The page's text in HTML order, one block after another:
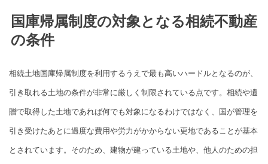
国庫帰属制度の対象となる相続不動産
の条件
相続土地国庫帰属制度を利用するうえで最も高いハードルとなるのが、
引き取れる土地の条件が非常に厳しく制限されている点です。相続や遺
贈で取得した土地であれば何でも対象になるわけではなく、国が管理を
引き受けたあとに過度な費用や労力がかからない更地であることが基本
とされています。そのため、建物が建っている土地や、他人のための担